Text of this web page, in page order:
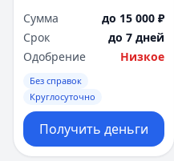
Сумма
до 15 000 ₽
Срок
до 7 дней
Одобрение
Низкое
Без справок
Круглосуточно
Получить деньги